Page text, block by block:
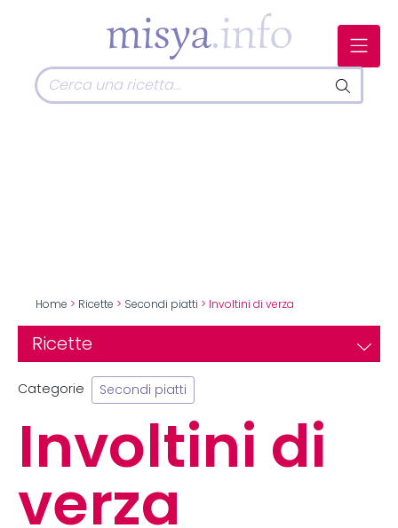
Home > Ricette > Secondi piatti > Involtini di verza
Ricette
Categorie Secondi piatti
Involtini di
verza